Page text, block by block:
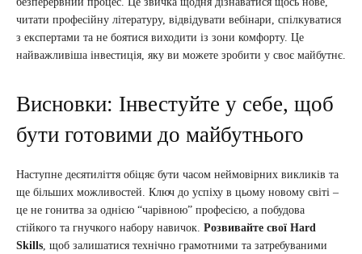
читати професійну літературу, відвідувати вебінари, спілкуватися
з експертами та не боятися виходити із зони комфорту. Це
найважливіша інвестиція, яку ви можете зробити у своє майбутнє.
Висновки: Інвестуйте у себе, щоб
бути готовими до майбутнього
Наступне десятиліття обіцяє бути часом неймовірних викликів та
ще більших можливостей. Ключ до успіху в цьому новому світі –
це не гонитва за однією “чарівною” професією, а побудова
стійкого та гнучкого набору навичок. Розвивайте свої Hard
Skills, щоб залишатися технічно грамотними та затребуваними